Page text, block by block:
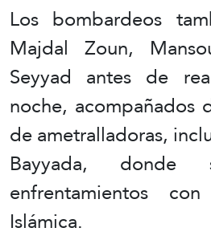
Los bombardeos
Majdal Zoun,
Seyyad antes de
noche, acompañados
de ametralladoras,
Bayyada, donde
enfrentamientos
Islámica.